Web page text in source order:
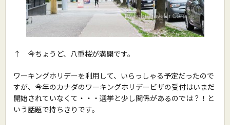
↑ 今ちょうど、八重桜が満開です。
ワーキングホリデーを利用して、いらっしゃる予定だったので
すが、今年のカナダのワーキングホリデービザの受付はいまだ
開始されていなくて・・・選挙と少し関係があるのでは？！と
いう話題で持ちきりです。